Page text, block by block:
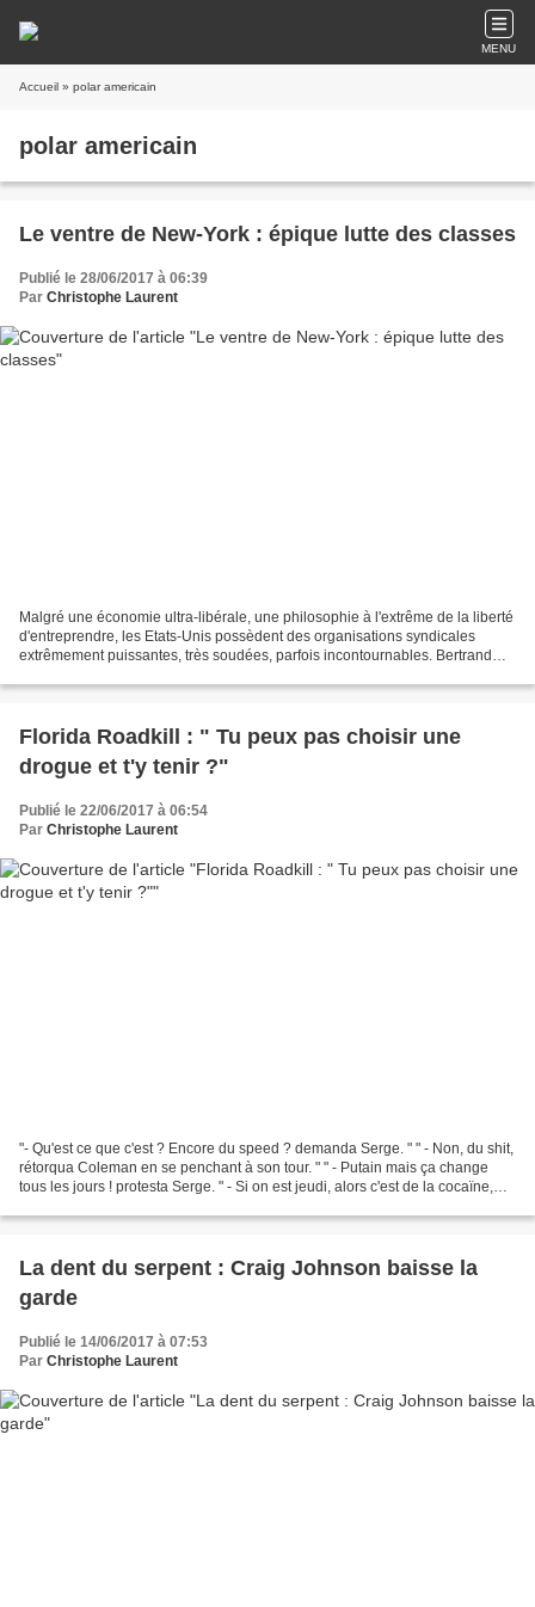
MENU
Accueil » polar americain
polar americain
Le ventre de New-York : épique lutte des classes
Publié le 28/06/2017 à 06:39
Par Christophe Laurent
Malgré une économie ultra-libérale, une philosophie à l'extrême de la liberté
d'entreprendre, les Etats-Unis possèdent des organisations syndicales
extrêmement puissantes, très soudées, parfois incontournables. Bertrand
Florida Roadkill : " Tu peux pas choisir une
drogue et t'y tenir ?"
Publié le 22/06/2017 à 06:54
Par Christophe Laurent
"- Qu'est ce que c'est ? Encore du speed ? demanda Serge. " " - Non, du shit,
rétorqua Coleman en se penchant à son tour. " " - Putain mais ça change
tous les jours ! protesta Serge. " - Si on est jeudi, alors c'est de la cocaïne,
La dent du serpent : Craig Johnson baisse la
garde
Publié le 14/06/2017 à 07:53
Par Christophe Laurent